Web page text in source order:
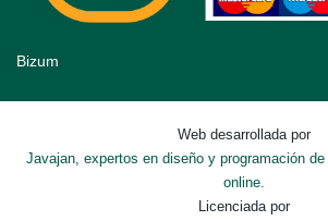
Bizum
Web desarrollada por
Javajan, expertos en diseño y programación
online.
Licenciada por